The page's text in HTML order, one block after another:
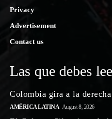
Privacy
Advertisement
Contact us
Las que debes
Colombia gira a la derecha
AMÉRICA LATINA August 8, 2026